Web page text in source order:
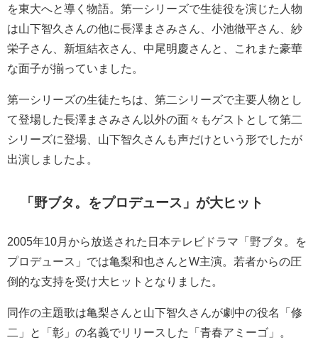
を東大へと導く物語。第一シリーズで生徒役を演じた人物
は山下智久さんの他に長澤まさみさん、小池徹平さん、紗
栄子さん、新垣結衣さん、中尾明慶さんと、これまた豪華
な面子が揃っていました。
第一シリーズの生徒たちは、第二シリーズで主要人物とし
て登場した長澤まさみさん以外の面々もゲストとして第二
シリーズに登場、山下智久さんも声だけという形でしたが
出演しましたよ。
「野ブタ。をプロデュース」が大ヒット
2005年10月から放送された日本テレビドラマ「野ブタ。を
プロデュース」では亀梨和也さんとW主演。若者からの圧
倒的な支持を受け大ヒットとなりました。
同作の主題歌は亀梨さんと山下智久さんが劇中の役名「修
二」と「彰」の名義でリリースした「青春アミーゴ」。